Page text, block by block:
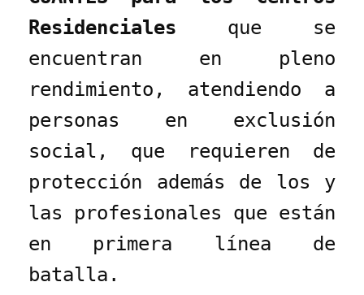
Residenciales que se
encuentran en pleno
rendimiento, atendiendo a
personas en exclusión
social, que requieren de
protección además de los y
las profesionales que están
en primera línea de
batalla.